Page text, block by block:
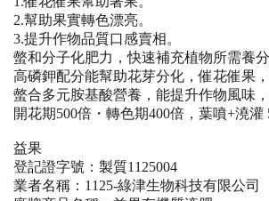
2.幫助果實轉色漂亮。
3.提升作物品質口感賣相。
螫和分子化肥力，快速補充植物所需養分
高磷鉀配分能幫助花芽分化，催花催果，
螫合多元胺基酸營養，能提升作物風味，
開花期500倍・轉色期400倍，葉噴+澆灌
益果
登記證字號：製質1125004
業者名稱：1125-綠津生物科技有限公司